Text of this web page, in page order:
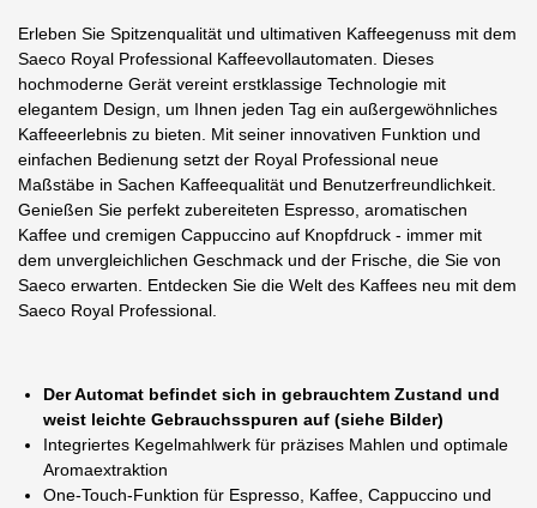
Erleben Sie Spitzenqualität und ultimativen Kaffeegenuss mit dem
Saeco Royal Professional Kaffeevollautomaten. Dieses
hochmoderne Gerät vereint erstklassige Technologie mit
elegantem Design, um Ihnen jeden Tag ein außergewöhnliches
Kaffeeerlebnis zu bieten. Mit seiner innovativen Funktion und
einfachen Bedienung setzt der Royal Professional neue
Maßstäbe in Sachen Kaffeequalität und Benutzerfreundlichkeit.
Genießen Sie perfekt zubereiteten Espresso, aromatischen
Kaffee und cremigen Cappuccino auf Knopfdruck - immer mit
dem unvergleichlichen Geschmack und der Frische, die Sie von
Saeco erwarten. Entdecken Sie die Welt des Kaffees neu mit dem
Saeco Royal Professional.
Der Automat befindet sich in gebrauchtem Zustand und
weist leichte Gebrauchsspuren auf (siehe Bilder)
Integriertes Kegelmahlwerk für präzises Mahlen und optimale
Aromaextraktion
One-Touch-Funktion für Espresso, Kaffee, Cappuccino und